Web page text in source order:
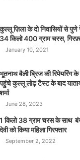
कुल्लू ज़िला के दो निवासियों से
34 किलो 400 ग्राम चरस,
January 10, 2021
भूतनाथ बैली ब्रिज की रिपेयरिंग
पहुंचे कुल्लू लोढ़ टैस्ट के बाद
शर्मा
June 28, 2023
1 किलो 38 ग्राम चरस के साथ
देवी को किया महिला गिरफ्तार
September 2, 2022